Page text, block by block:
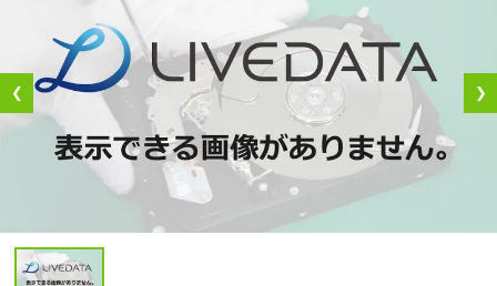
対応メディア
データ復旧事例
お客様の声
❮ ❯